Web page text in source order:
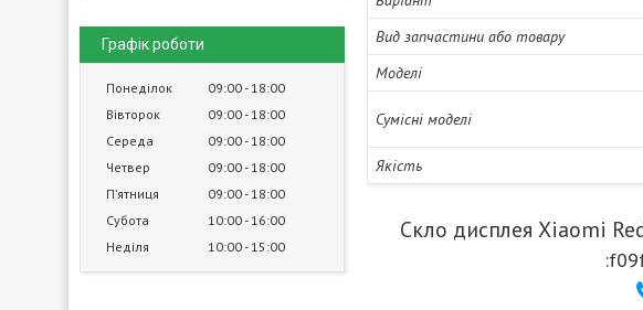
Графік роботи
Понеділок 09:00 18:00
Вівторок
09:00 18:00
Середа
09:00 18:00
Четвер
09:00 18:00
Пʼятниця
09:00 18:00
Субота
10:00 16:00
Неділя
10:00 15:00
Вид запчастини або товару
Моделі
Сумісні моделі
Якість
Скло дисплея Xiaomi